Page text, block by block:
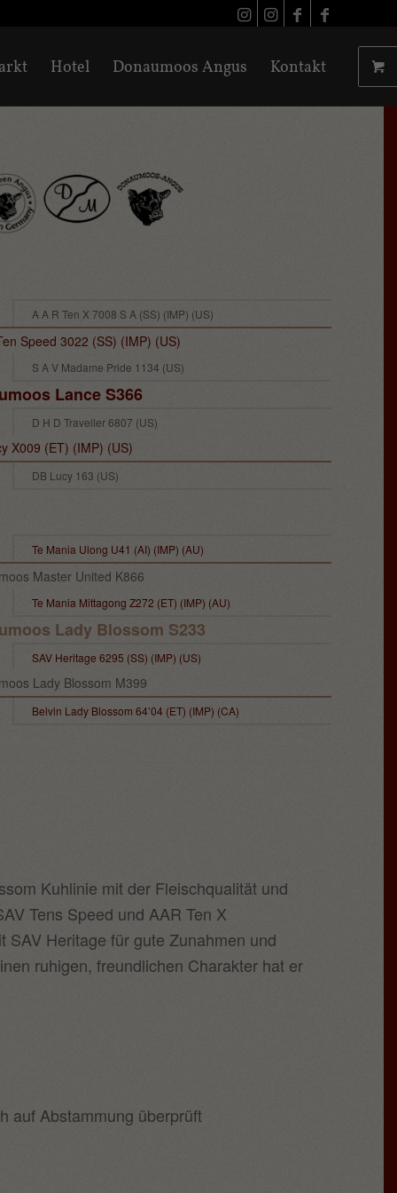
Hotel Donaumoos Angus Kontakt
A A R Ten X 7008 S A (SS) (IMP) (US)
Speed 3022 (SS) (IMP) (US)
S A V Madame Pride 1134 (US)
Lance S366
D H D Traveller 6807 (US)
X009 (ET) (IMP) (US)
DB Lucy 163 (US)
Te Mania Ulong U41 (AI) (IMP) (AU)
Master United K866
Te Mania Mittagong Z272 (ET) (IMP) (AU)
Lady Blossom S233
SAV Heritage 6295 (SS) (IMP) (US)
Lady Blossom M399
Belvin Lady Blossom 64’04 (ET) (IMP) (CA)
Kuhlinie mit der Fleischqualität und
Tens Speed und AAR Ten X
Heritage für gute Zunahmen und
ruhigen, freundlichen Charakter hat er
auf Abstammung überprüft